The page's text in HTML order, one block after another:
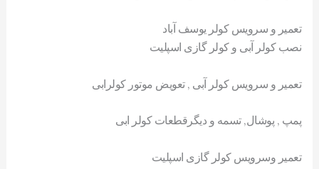
تعمیر و سرویس کولر یوسف آباد
نصب کولر آبی و کولر گازی اسپلیت
تعمیر و سرویس کولر آبی , تعویض موتور کولرابی
پمپ , پوشال, تسمه و دیگرقطعات کولر ابی
تعمیر وسرویس کولر گازی اسپلیت